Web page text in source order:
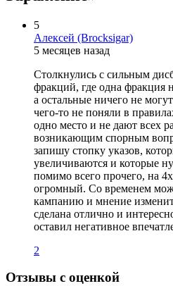
5
Алексей (Brocksigar)
5 месяцев назад
Столкнулись с сильным
фракций, где одна фракция
а остальные ничего не
чего-то не поняли в
одно место и не дают всех
возникающим спорным
запишу стопку указов,
увеличиваются и которые
помимо всего прочего, на
огромный. Со временем
кампанию и мнение
сделана отлично и
оставил негативное
2
Отзывы с оценкой